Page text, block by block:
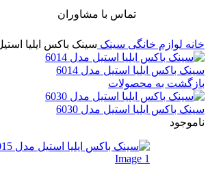
تماس با مشاوران
خانه لوازم خانگی سینک سینک باکس ایلیا استیل
سینک باکس ایلیا استیل مدل 6014
بازگشت به محصولات
سینک باکس ایلیا استیل مدل 6030
ناموجود